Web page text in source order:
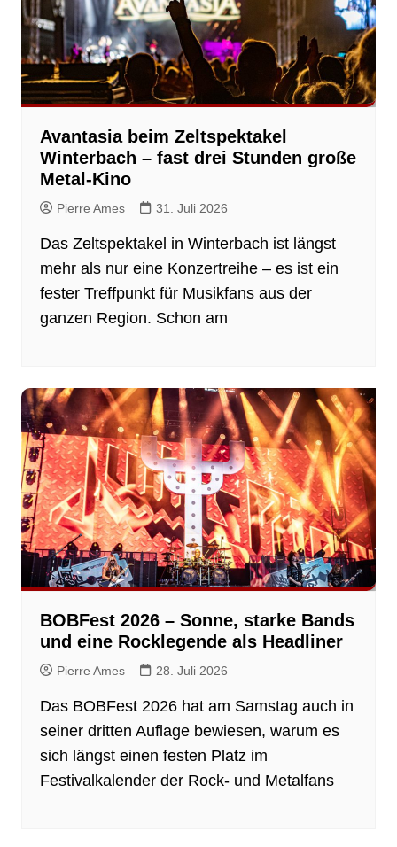
Avantasia beim Zeltspektakel
Winterbach – fast drei Stunden große
Metal-Kino
Pierre Ames 31. Juli 2026
Das Zeltspektakel in Winterbach ist längst
mehr als nur eine Konzertreihe – es ist ein
fester Treffpunkt für Musikfans aus der
ganzen Region. Schon am
BOBFest 2026 – Sonne, starke Bands
und eine Rocklegende als Headliner
Pierre Ames 28. Juli 2026
Das BOBFest 2026 hat am Samstag auch in
seiner dritten Auflage bewiesen, warum es
sich längst einen festen Platz im
Festivalkalender der Rock- und Metalfans